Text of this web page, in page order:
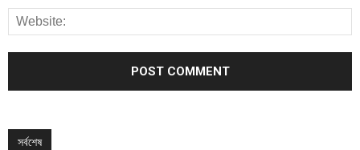
সর্বশেষ